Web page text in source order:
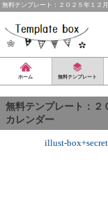
無料テンプレート：２０２５年１２
ホーム 無料テンプレート
無料テンプレート：２
カレンダー
illust-